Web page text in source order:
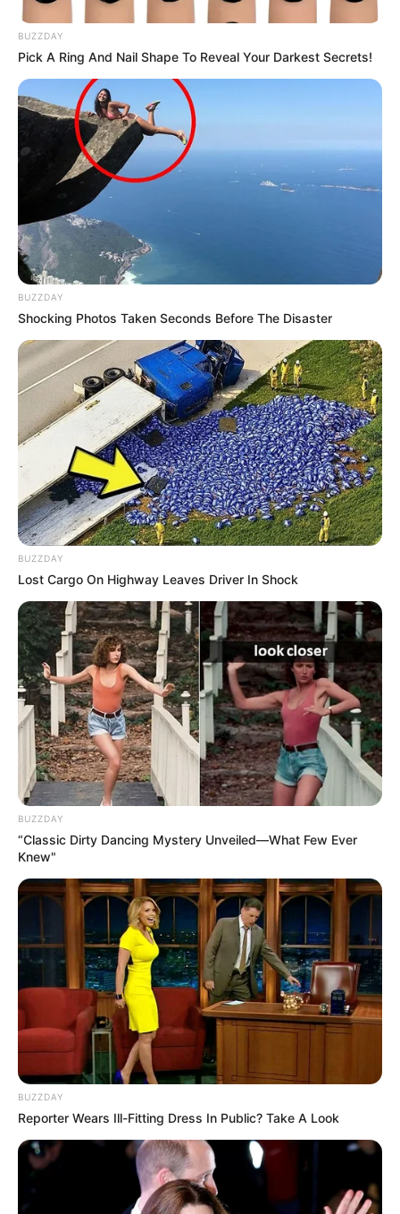
normalmente, com água e sabão, mas sem
Para uma pintura mais duradoura e
uniforme, aplique um
antes de passar a tinta.
E para proteger e impermeabilizar a peça,
aplique uma camada de verniz em
spraydepois que a tinta estiver
completamente seca.
Potes de vidro decorado para a
Páscoa
Agora que você aprendeu como fazer vidros
decorados para a Páscoa, que tal ver mais
algumas ideias? Separamos lindos modelos de
potes para você se inspirar, confira!
BUZZDAY
Pick A Ring And Nail Shape To Reveal Your Darkest Secrets!
BUZZDAY
Shocking Photos Taken Seconds Before The Disaster
BUZZDAY
Lost Cargo On Highway Leaves Driver In Shock
BUZZDAY
“Classic Dirty Dancing Mystery Unveiled—What Few Ever
Knew"
BUZZDAY
Reporter Wears Ill-Fitting Dress In Public? Take A Look